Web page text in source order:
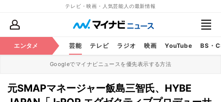
テレビ・映画・人気芸能人の最新情報
エンタメ 芸能 テレビ ラジオ 映画 YouTube BS・
Googleでマイナビニュースを優先表示する方法
元SMAPマネージャー飯島三智氏、HYBE